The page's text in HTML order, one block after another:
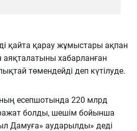
қайта қарау жұмыстары ақпан
хабарланған
төмендейді деп күтілуде.
есепшотында 220 млрд
болды, шешім бойынша
Дамуға» аударылды» деді